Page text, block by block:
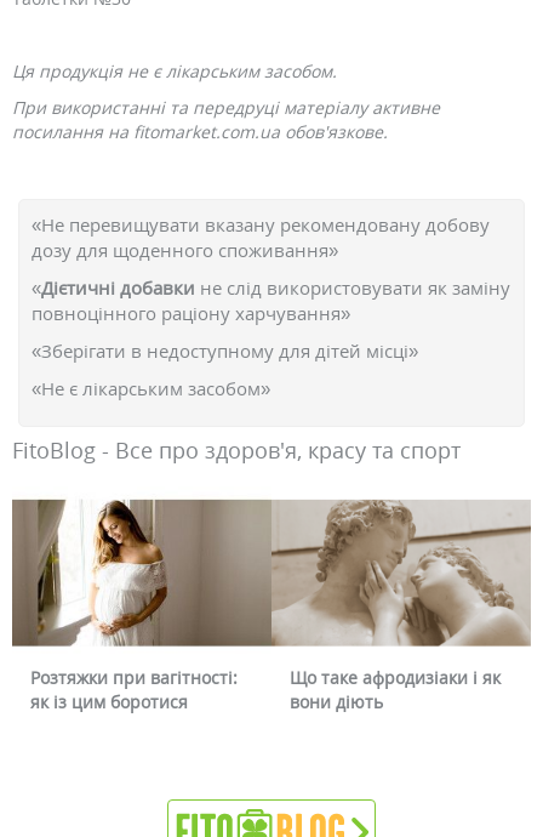
Ця продукція не є лікарським засобом.
При використанні та передруці матеріалу активне
посилання на fitomarket.com.ua обов'язкове.
«Не перевищувати вказану рекомендовану добову
дозу для щоденного споживання»
«Дієтичні добавки не слід використовувати як заміну
повноцінного раціону харчування»
«Зберігати в недоступному для дітей місці»
«Не є лікарським засобом»
FitoBlog - Все про здоров'я, красу та спорт
Розтяжки при вагітності:
як із цим боротися
Що таке афродизіаки і як
вони діють